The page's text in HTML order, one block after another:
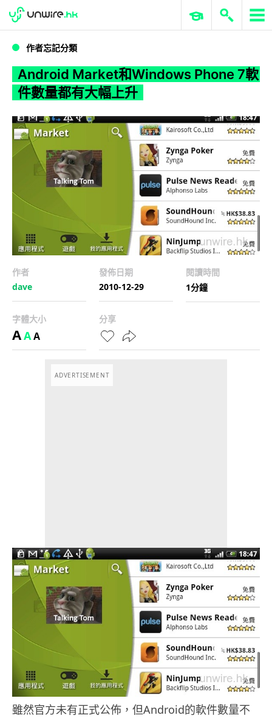
WWDC 2026 ERP 與商業 AI
作者忘記分類
Android Market和Windows Phone 7軟
件數量都有大幅上升
作者
dave
發佈日期
2010-12-29
閱讀時間
1分鐘
字體大小
AAA
分享
ADVERTISEMENT
雖然官方未有正式公佈，但Android的軟件數量不